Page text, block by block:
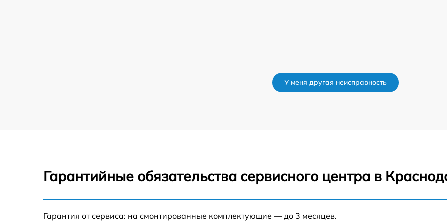
У меня другая неисправность
Гарантийные обязательства сервисного центра в
Гарантия от сервиса: на смонтированные комплектующие — до 3 месяцев.